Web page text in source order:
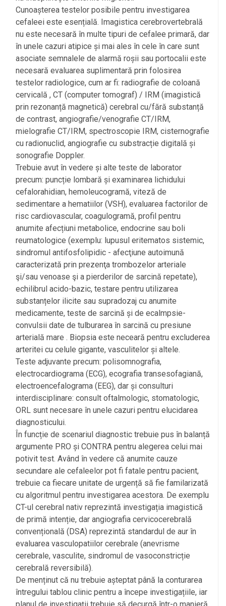
Cunoașterea testelor posibile pentru investigarea
cefaleei este esențială. Imagistica cerebrovertebrală
nu este necesară în multe tipuri de cefalee primară, dar
în unele cazuri atipice și mai ales în cele în care sunt
asociate semnalele de alarmă roșii sau portocalii este
necesară evaluarea suplimentară prin folosirea
testelor radiologice, cum ar fi: radiografie de coloană
cervicală , CT (computer tomograf) / IRM (imagistică
prin rezonanță magnetică) cerebral cu/fără substanță
de contrast, angiografie/venografie CT/IRM,
mielografie CT/IRM, spectroscopie IRM, cisternografie
cu radionuclid, angiografie cu substracție digitală și
sonografie Doppler.
Trebuie avut în vedere și alte teste de laborator
precum: puncție lombară și examinarea lichidului
cefalorahidian, hemoleucogramă, viteză de
sedimentare a hematiilor (VSH), evaluarea factorilor de
risc cardiovascular, coagulogramă, profil pentru
anumite afecțiuni metabolice, endocrine sau boli
reumatologice (exemplu: lupusul eritematos sistemic,
sindromul antifosfolipidic - afecţiune autoimună
caracterizată prin prezenţa trombozelor arteriale
şi/sau venoase şi a pierderilor de sarcină repetate),
echilibrul acido-bazic, testare pentru utilizarea
substanțelor ilicite sau supradozaj cu anumite
medicamente, teste de sarcină și de ecalmpsie-
convulsii date de tulburarea în sarcină cu presiune
arterială mare . Biopsia este neceară pentru excluderea
arteritei cu celule gigante, vasculitelor și altele.
Teste adjuvante precum: polisomnografia,
electrocardiograma (ECG), ecografia transesofagiană,
electroencefalograma (EEG), dar și consulturi
interdisciplinare: consult oftalmologic, stomatologic,
ORL sunt necesare în unele cazuri pentru elucidarea
diagnosticului.
În funcție de scenariul diagnostic trebuie pus în balanță
argumente PRO și CONTRA pentru alegerea celui mai
potivit test. Având în vedere că anumite cauze
secundare ale cefaleelor pot fi fatale pentru pacient,
trebuie ca fiecare unitate de urgență să fie familarizată
cu algoritmul pentru investigarea acestora. De exemplu
CT-ul cerebral nativ reprezintă investigația imagistică
de primă intenție, dar angiografia cervicocerebrală
convențională (DSA) reprezintă standardul de aur în
evaluarea vasculopatiilor cerebrale (anevrisme
cerebrale, vasculite, sindromul de vasoconstricție
cerebrală reversibilă).
De menținut că nu trebuie așteptat până la conturarea
întregului tablou clinic pentru a începe investigațiile, iar
planul de investigații trebuie să decurgă într-o manieră